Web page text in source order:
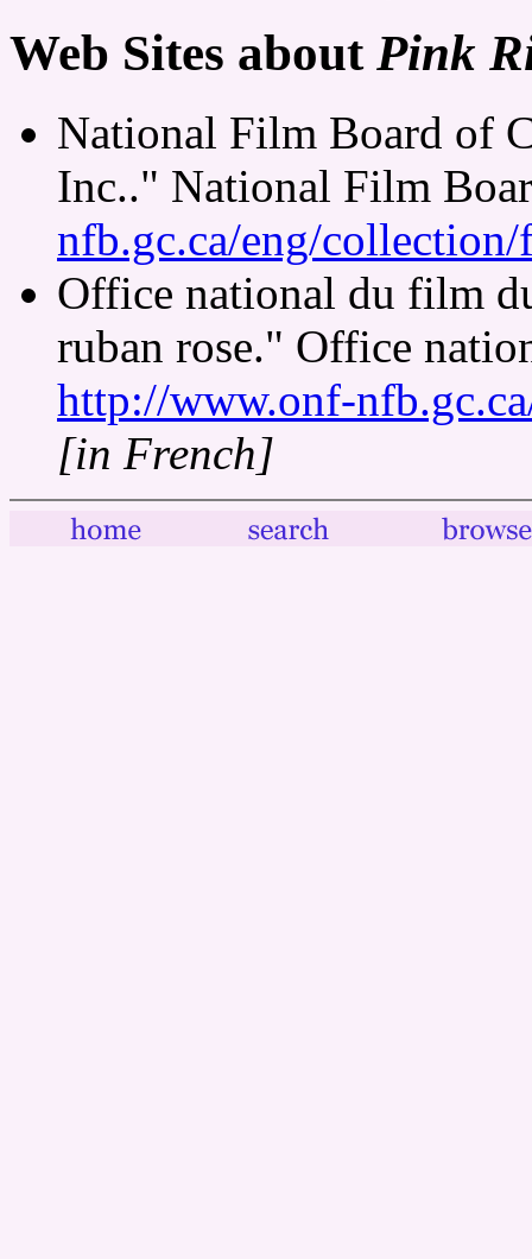
Web Sites about Pink
National Film Board of
Inc.." National Film
nfb.gc.ca/eng/
Office national du film
ruban rose." Office
http://www.onf-
[in French]